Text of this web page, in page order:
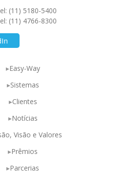
(11) 5180-5400
(11) 4766-8300
Easy-Way
Sistemas
Clientes
Notícias
Visão e Valores
Prêmios
Parcerias